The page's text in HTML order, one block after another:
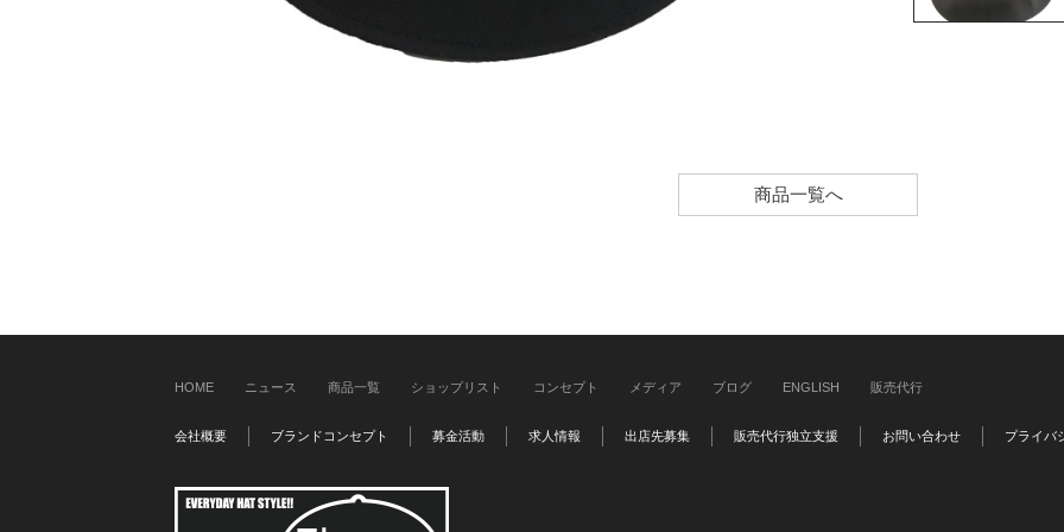
商品一覧へ
HOME ニュース 商品一覧 ショップリスト コンセプト メディア ブログ ENGLISH 販売代行
会社概要 ブランドコンセプト 募金活動 求人情報 出店先募集 販売代行独立支援 お問い合わせ プライバ